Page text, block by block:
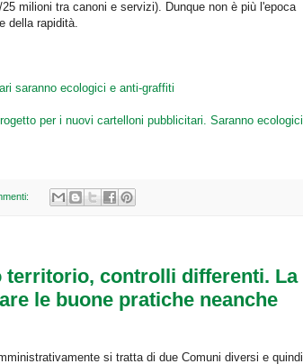
milioni tra canoni e servizi). Dunque non è più l'epoca
della rapidità.
saranno ecologici e anti-graffiti
per i nuovi cartelloni pubblicitari. Saranno ecologici
territorio, controlli differenti. La
le buone pratiche neanche
si tratta di due Comuni diversi e quindi